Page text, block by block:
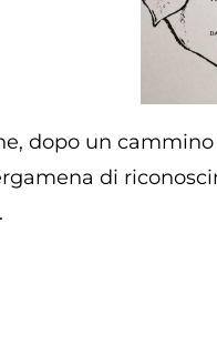
dopo un
di